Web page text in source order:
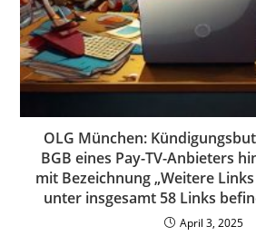
OLG München:
BGB eines Pay-TV-Anbieters
mit Bezeichnung „Weitere
unter insgesamt 58 Links
April 3, 2025